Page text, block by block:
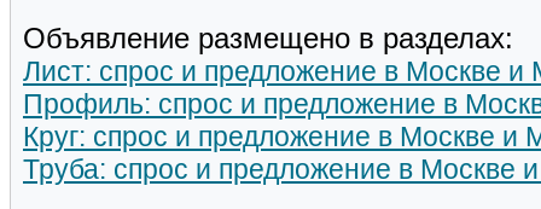
Объявление размещено в разделах:
Лист: спрос и предложение в Москве и
Профиль: спрос и предложение в
Круг: спрос и предложение в Москве и
Труба: спрос и предложение в Москве